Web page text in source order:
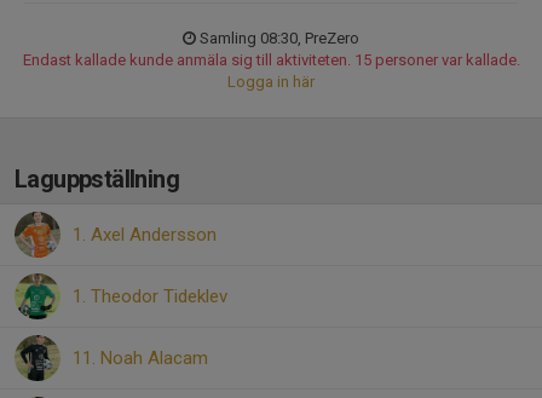
Samling 08:30, PreZero
Endast kallade kunde anmäla sig till aktiviteten. 15 personer var kallade.
Logga in här
Laguppställning
1. Axel Andersson
1. Theodor Tideklev
11. Noah Alacam